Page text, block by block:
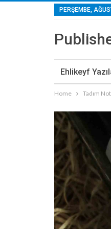
PERŞEMBE,
Ehlikeyf
Home Tadım